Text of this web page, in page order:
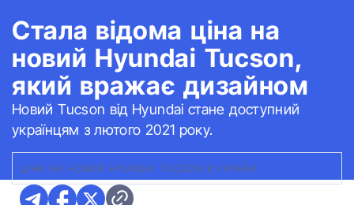
Стала відома ціна на
новий Hyundai Tucson,
який вражає дизайном
Новий Tucson від Hyundai стане доступний
українцям з лютого 2021 року.
ЦІНА НА НОВИЙ HYUNDAI TUCSON В УКРАЇНІ